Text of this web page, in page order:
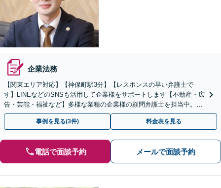
企業法務
【関東エリア対応】【神保町駅3分】【レスポンスの早い弁護士で
す】LINEなどのSNSも活用して企業様をサポートします【不動産・広
告・芸能・福祉など】多様な業種の企業様の顧問弁護士を担当中。時
代に即した対応ができます【個人事業主様も相談可能】
事例を見る(3件) 料金表を見る
電話で面談予約 メールで面談予約